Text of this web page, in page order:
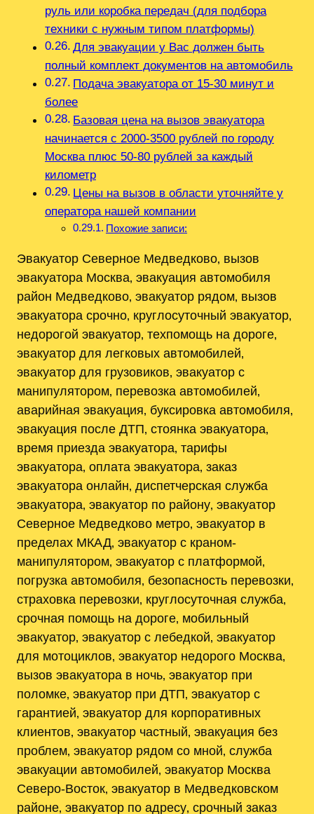
руль или коробка передач (для подбора
техники с нужным типом платформы)
Для эвакуации у Вас должен быть
полный комплект документов на автомобиль
Подача эвакуатора от 15-30 минут и
более
Базовая цена на вызов эвакуатора
начинается с 2000-3500 рублей по городу
Москва плюс 50-80 рублей за каждый
километр
Цены на вызов в области уточняйте у
оператора нашей компании
Похожие записи:
Эвакуатор Северное Медведково‚ вызов
эвакуатора Москва‚ эвакуация автомобиля
район Медведково‚ эвакуатор рядом‚ вызов
эвакуатора срочно‚ круглосуточный эвакуатор‚
недорогой эвакуатор‚ техпомощь на дороге‚
эвакуатор для легковых автомобилей‚
эвакуатор для грузовиков‚ эвакуатор с
манипулятором‚ перевозка автомобилей‚
аварийная эвакуация‚ буксировка автомобиля‚
эвакуация после ДТП‚ стоянка эвакуатора‚
время приезда эвакуатора‚ тарифы
эвакуатора‚ оплата эвакуатора‚ заказ
эвакуатора онлайн‚ диспетчерская служба
эвакуатора‚ эвакуатор по району‚ эвакуатор
Северное Медведково метро‚ эвакуатор в
пределах МКАД‚ эвакуатор с краном-
манипулятором‚ эвакуатор с платформой‚
погрузка автомобиля‚ безопасность перевозки‚
страховка перевозки‚ круглосуточная служба‚
срочная помощь на дороге‚ мобильный
эвакуатор‚ эвакуатор с лебедкой‚ эвакуатор
для мотоциклов‚ эвакуатор недорого Москва‚
вызов эвакуатора в ночь‚ эвакуатор при
поломке‚ эвакуатор при ДТП‚ эвакуатор с
гарантией‚ эвакуатор для корпоративных
клиентов‚ эвакуатор частный‚ эвакуация без
проблем‚ эвакуатор рядом со мной‚ служба
эвакуации автомобилей‚ эвакуатор Москва
Северо-Восток‚ эвакуатор в Медведковском
районе‚ эвакуатор по адресу‚ срочный заказ